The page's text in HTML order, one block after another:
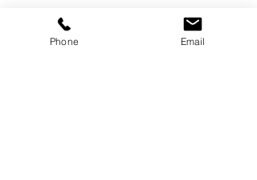
Pele impecável, esconder olheiras escuras,
Phone Email